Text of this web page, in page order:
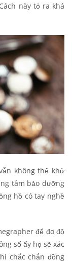
này tỏ ra khá
không thể khử
tâm bảo dưỡng
hồ có tay nghề
để đo độ
số ấy họ sẽ xác
chắc chắn đồng